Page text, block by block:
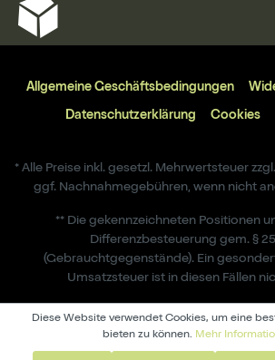
Allgemeine Geschäftsbedingungen
Datenschutzerklärung Cookies
* Alle Preise inkl. gesetzl. Mehrwertsteuer zzgl.
ggf. Nachnahmegebühren, wenn nicht
** Die gekennzeichneten Positionen
Differenzbesteuerung gem. §
(Gebrauchtgegenstände). Ein
Umsatzsteuer ist in diesen Fällen
Diese Website verwendet Cookies, um eine
bieten zu können. Mehr